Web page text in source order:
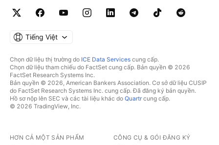
Tiếng Việt
Chọn dữ liệu thị trường do ICE Data Services cung cấp.
Chọn dữ liệu tham chiếu do FactSet cung cấp. Bản quyền © 2026
FactSet Research Systems Inc.
Bản quyền © 2026, American Bankers Association. Cơ sở dữ liệu CUSIP
do FactSet Research Systems Inc. cung cấp. Đã đăng ký bản quyền.
Hồ sơ nộp lên SEC và các tài liệu khác do Quartrcung cấp.
© 2026 TradingView, Inc.
HƠN CẢ MỘT SẢN PHẨM CÔNG CỤ & GÓI ĐĂNG KÝ